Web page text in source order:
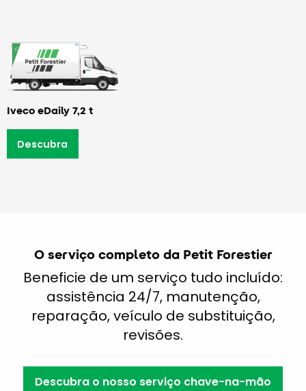
Iveco eDaily 7,2 t
Descubra
O serviço completo da Petit Forestier
Beneficie de um serviço tudo incluído:
assistência 24/7, manutenção,
reparação, veículo de substituição,
revisões.
Descubra o nosso serviço chave-na-mão